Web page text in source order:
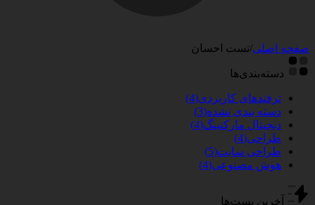
صفحه اصلی/تست احسان
دسته‌بندی‌ها
ترفندهای کاربردی(4)
دسته بندی نشده(3)
دیجیتال مارکتینگ(4)
طراحی(4)
طراحی سایت(5)
هوش مصنوعی(4)
آخرین پست‌ها